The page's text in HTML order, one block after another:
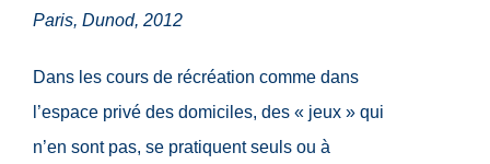
Paris, Dunod, 2012
Dans les cours de récréation comme dans
l’espace privé des domiciles, des « jeux » qui
n’en sont pas, se pratiquent seuls ou à